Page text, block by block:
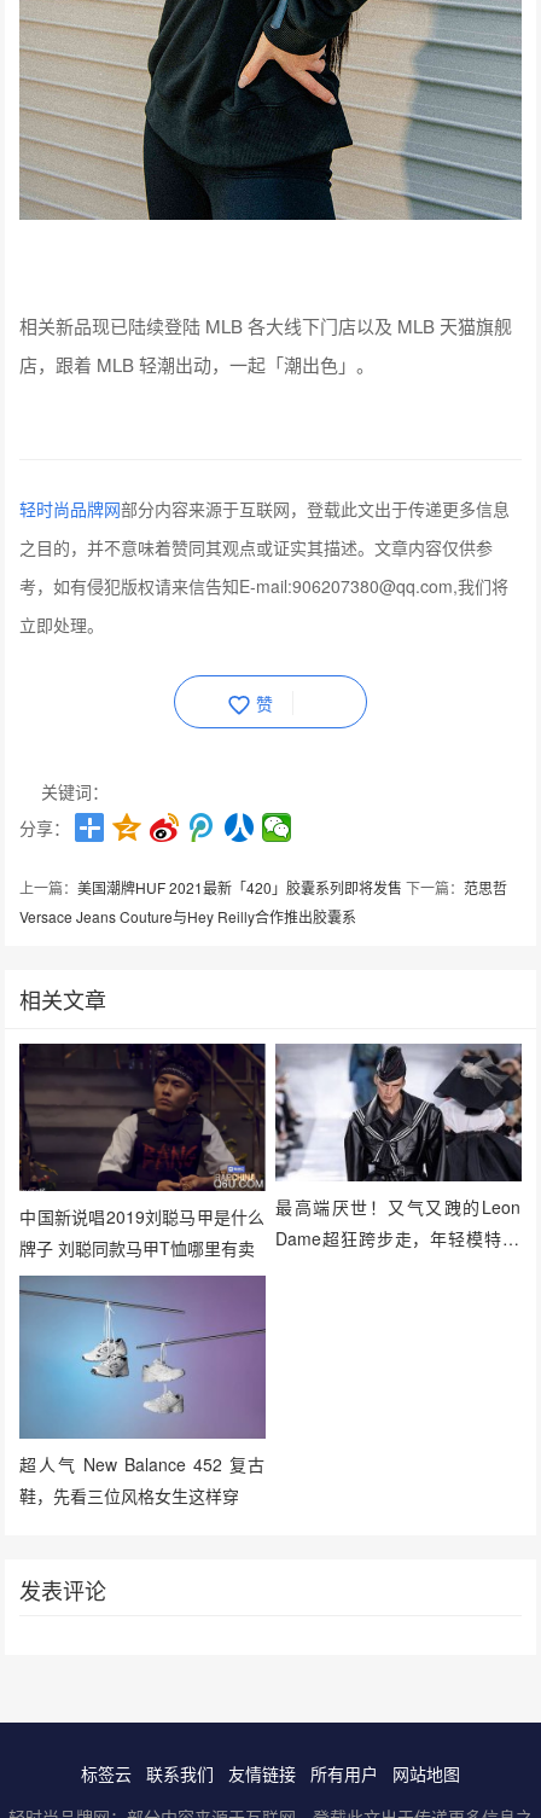
相关新品现已陆续登陆 MLB 各大线下门店以及 MLB 天猫旗舰
店，跟着 MLB 轻潮出动，一起「潮出色」。
轻时尚品牌网部分内容来源于互联网，登载此文出于传递更多信息
之目的，并不意味着赞同其观点或证实其描述。文章内容仅供参
考，如有侵犯版权请来信告知E-mail:906207380@qq.com,我们将
立即处理。
赞
关键词：
分享：
上一篇：美国潮牌HUF 2021最新「420」胶囊系列即将发售 下一篇：范思哲
Versace Jeans Couture与Hey Reilly合作推出胶囊系
相关文章
中国新说唱2019刘聪马甲是什么
牌子 刘聪同款马甲T恤哪里有卖
最高端厌世！又气又跩的Leon
Dame超狂跨步走，年轻模特IG
超人气 New Balance 452 复古
鞋，先看三位风格女生这样穿
发表评论
标签云 联系我们 友情链接 所有用户
网站地图